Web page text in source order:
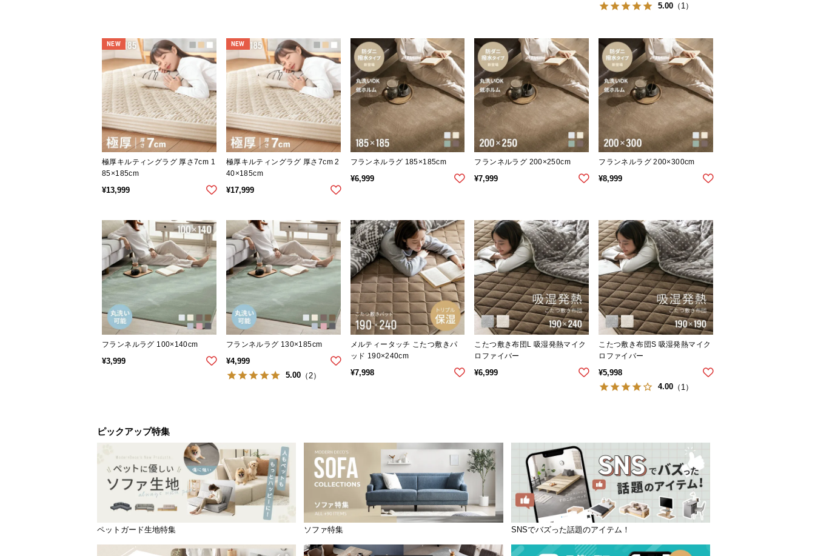
5.00 （1）
極厚キルティングラグ 厚さ7cm 1
85×185cm
¥13,999
NEW
極厚キルティングラグ 厚さ7cm 2
40×185cm
¥17,999
NEW
フランネルラグ 185×185cm
¥6,999
フランネルラグ 200×250cm
¥7,999
フランネルラグ 200×300cm
¥8,999
フランネルラグ 100×140cm
¥3,999
フランネルラグ 130×185cm
¥4,999
5.00（2）
メルティータッチ こたつ敷きパ
ッド 190×240cm
¥7,998
こたつ敷き布団L 吸湿発熱マイク
ロファイバー
¥6,999
こたつ敷き布団S 吸湿発熱マイク
ロファイバー
¥5,998
4.00 （1）
ピックアップ特集
ペットガード生地特集 ソファ特集 SNSでバズった話題のアイテム！